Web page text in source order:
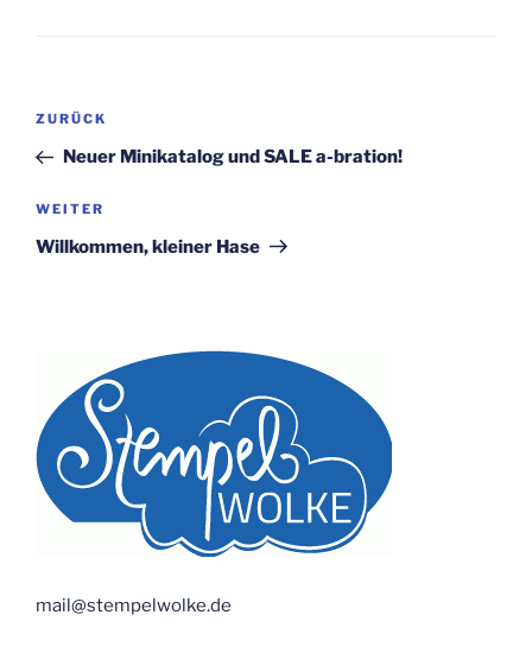
Beitragsnavigation
Vorheriger
Beitrag
ZURÜCK
Neuer Minikatalog und SALE a-bration!
Nächster
Beitrag
WEITER
Willkommen, kleiner Hase
mail@stempelwolke.de